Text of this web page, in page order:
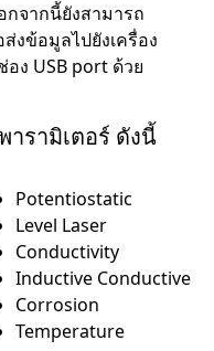
กจากนี้ยังสามารถ
งข้อมูลไปยังเครื่อง
อง USB port ด้วย
ารามิเตอร์ ดังนี้
Potentiostatic
Level Laser
Conductivity
Inductive Conductive
Corrosion
Temperature